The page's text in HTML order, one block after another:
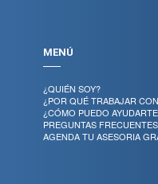
MENÚ
¿QUIÉN SOY?
¿POR QUÉ TRABAJAR
¿CÓMO PUEDO
PREGUNTAS
AGENDA TU ASESORIA